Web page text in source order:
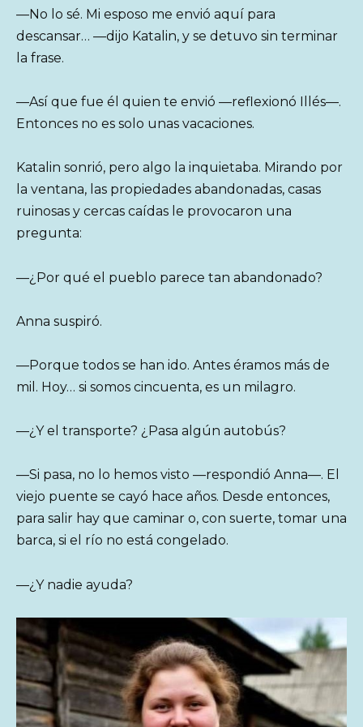
—No lo sé. Mi esposo me envió aquí para
descansar… —dijo Katalin, y se detuvo sin terminar
la frase.
—Así que fue él quien te envió —reflexionó Illés—.
Entonces no es solo unas vacaciones.
Katalin sonrió, pero algo la inquietaba. Mirando por
la ventana, las propiedades abandonadas, casas
ruinosas y cercas caídas le provocaron una
pregunta:
—¿Por qué el pueblo parece tan abandonado?
Anna suspiró.
—Porque todos se han ido. Antes éramos más de
mil. Hoy… si somos cincuenta, es un milagro.
—¿Y el transporte? ¿Pasa algún autobús?
—Si pasa, no lo hemos visto —respondió Anna—. El
viejo puente se cayó hace años. Desde entonces,
para salir hay que caminar o, con suerte, tomar una
barca, si el río no está congelado.
—¿Y nadie ayuda?